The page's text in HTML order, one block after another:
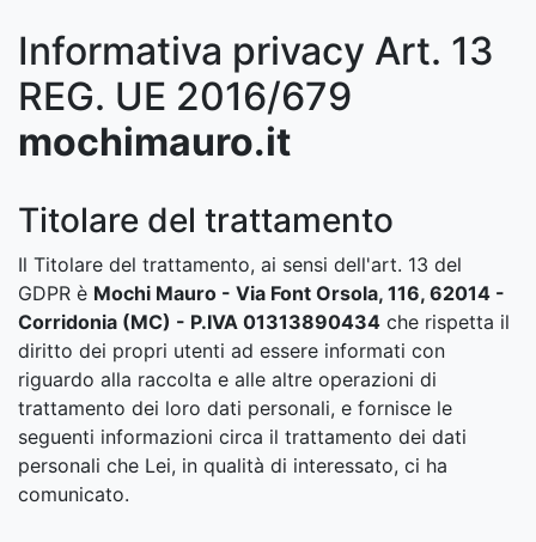
Informativa privacy Art. 13
REG. UE 2016/679
mochimauro.it
Titolare del trattamento
Il Titolare del trattamento, ai sensi dell'art. 13 del
GDPR è Mochi Mauro - Via Font Orsola, 116, 62014 -
Corridonia (MC) - P.IVA 01313890434 che rispetta il
diritto dei propri utenti ad essere informati con
riguardo alla raccolta e alle altre operazioni di
trattamento dei loro dati personali, e fornisce le
seguenti informazioni circa il trattamento dei dati
personali che Lei, in qualità di interessato, ci ha
comunicato.